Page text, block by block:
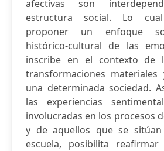
afectivas son
estructura social. Lo
proponer un enfoque
histórico-cultural de las
inscribe en el contexto de
transformaciones
una determinada sociedad.
las experiencias
involucradas en los procesos
y de aquellos que se
escuela, posibilita